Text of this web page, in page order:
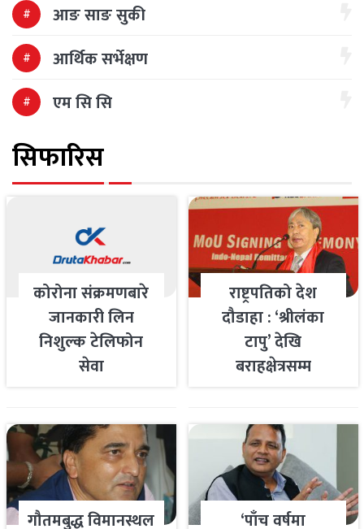
आङ साङ सुकी
आर्थिक सर्भेक्षण
एम सि सि
सिफारिस
कोरोना संक्रमणबारे
जानकारी लिन
निशुल्क टेलिफोन
सेवा
राष्ट्रपतिको देश
दौडाहा : ‘श्रीलंका
टापु’ देखि
बराहक्षेत्रसम्म
गौतमबुद्ध विमानस्थल ‘पाँच वर्षमा